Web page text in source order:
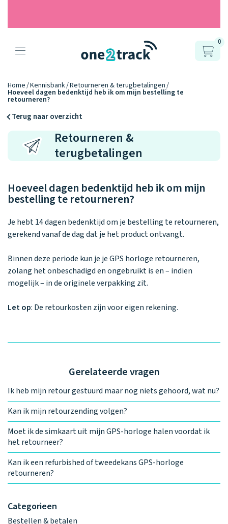
Producten
Onze gps
horloges
ConnectConnect
NEXT
Connect
UP
Horloges
vergelijken
Tweedekans
Ontdek alle
Accessoires
Opladers
accessoires
je bandje!
Kies je eigen
icoon en maak
je horloge
helemaal van
jou.
Hoe werkt
het?
Ontdek hoe
het werkt
Zo werken het
kinderhorloge
one2track-app
samen.
Positie en GPS
Datakosten
Waarom one2track
Handleiding
Care
App updates
Blogs
Over ons
Ons verhaal
Werken bij
Jarige Job
0
Home Kennisbank Retourneren & terugbetalingen
Hoeveel dagen bedenktijd heb ik om mijn bestelling te
retourneren?
Terug naar overzicht
Retourneren &
terugbetalingen
Categorieen
Bestellen & betalen
Hoeveel dagen bedenktijd heb ik om mijn
bestelling te retourneren?
Je hebt 14 dagen bedenktijd om je bestelling te retourneren,
gerekend vanaf de dag dat je het product ontvangt.
Binnen deze periode kun je je GPS horloge retourneren,
zolang het onbeschadigd en ongebruikt is en – indien
mogelijk – in de originele verpakking zit.
Let op: De retourkosten zijn voor eigen rekening.
Gerelateerde vragen
Ik heb mijn retour gestuurd maar nog niets gehoord, wat nu?
Kan ik mijn retourzending volgen?
Moet ik de simkaart uit mijn GPS-horloge halen voordat ik
het retourneer?
Kan ik een refurbished of tweedekans GPS-horloge
retourneren?